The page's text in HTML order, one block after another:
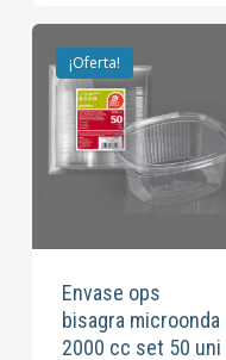
¡Oferta!
Envase ops
bisagra microonda
2000 cc set 50 uni